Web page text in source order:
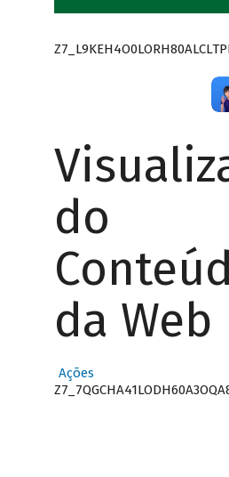
do
da Web
Ações